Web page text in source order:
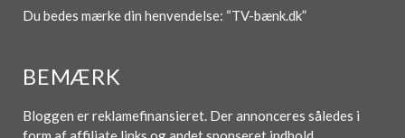
Du bedes mærke din henvendelse: “TV-bænk.dk”
BEMÆRK
Bloggen er reklamefinansieret. Der annonceres således i